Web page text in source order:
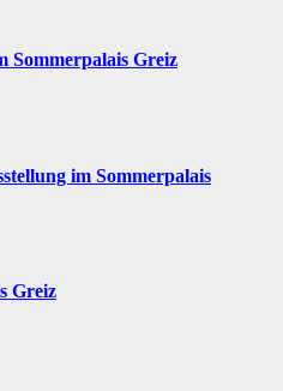
Sommerpalais Greiz
im Sommerpalais
Greiz